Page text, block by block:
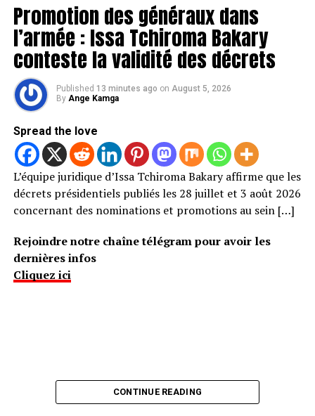
Promotion des généraux dans
l’armée : Issa Tchiroma Bakary
conteste la validité des décrets
Published 13 minutes ago on August 5, 2026
By Ange Kamga
Spread the love
L’équipe juridique d’Issa Tchiroma Bakary affirme que les
décrets présidentiels publiés les 28 juillet et 3 août 2026
concernant des nominations et promotions au sein […]
Rejoindre notre chaîne télégram pour avoir les
dernières infos
Cliquez ici
CONTINUE READING